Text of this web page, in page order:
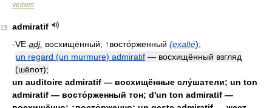
veines
13
admiratif
-VE adj. восхищённый; ↑восто́рженный (exalté);
un regard (un murmure) admiratif — восхищённый взгляд
(шёпот);
un auditoire admiratif — восхищённые слу́шатели; un ton
admiratif — восто́рженный тон; d'un ton admiratif —